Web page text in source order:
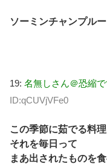
ソーミンチャンプルー
19: 名無しさん＠恐縮で
ID:qCUVjVFe0
この季節に茹でる料
それを毎日って
まあ出されたものを